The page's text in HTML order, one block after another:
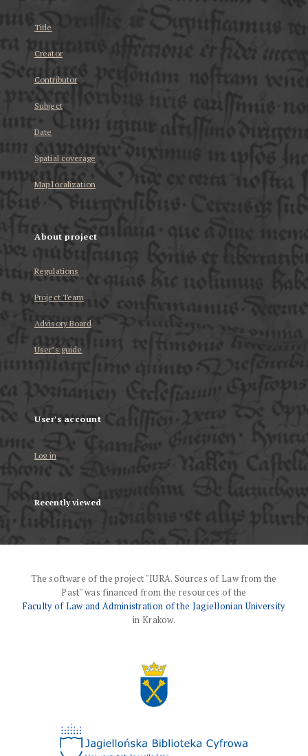
Title
Creator
Contributor
Subject
Date
Spatial coverage
Map localization
About project
Regulations
Project Team
Advisory Board
User’s guide
User's account
Log in
Recently viewed
The software of the project "IURA. Sources of Law from the
Past" was financed from the resources of the
Faculty of Law and Administration of the Jagiellonian University
in Krakow.